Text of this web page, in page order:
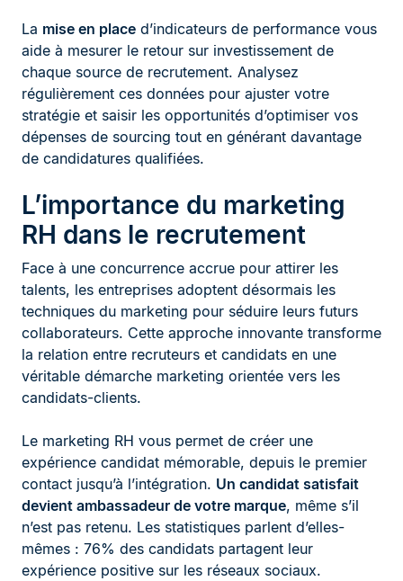
La mise en place d’indicateurs de performance vous
aide à mesurer le retour sur investissement de
chaque source de recrutement. Analysez
régulièrement ces données pour ajuster votre
stratégie et saisir les opportunités d’optimiser vos
dépenses de sourcing tout en générant davantage
de candidatures qualifiées.
L’importance du marketing
RH dans le recrutement
Face à une concurrence accrue pour attirer les
talents, les entreprises adoptent désormais les
techniques du marketing pour séduire leurs futurs
collaborateurs. Cette approche innovante transforme
la relation entre recruteurs et candidats en une
véritable démarche marketing orientée vers les
candidats-clients.
Le marketing RH vous permet de créer une
expérience candidat mémorable, depuis le premier
contact jusqu’à l’intégration. Un candidat satisfait
devient ambassadeur de votre marque, même s’il
n’est pas retenu. Les statistiques parlent d’elles-
mêmes : 76% des candidats partagent leur
expérience positive sur les réseaux sociaux.